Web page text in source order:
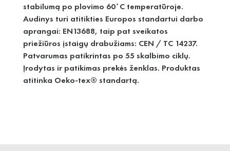
stabilumą po plovimo 60˚C temperatūroje.
Audinys turi atitikties Europos standartui darbo
aprangai: EN13688, taip pat sveikatos
priežiūros įstaigų drabužiams: CEN / TC 14237.
Patvarumas patikrintas po 55 skalbimo ciklų.
Įrodytas ir patikimas prekės ženklas. Produktas
atitinka Oeko-tex® standartą.